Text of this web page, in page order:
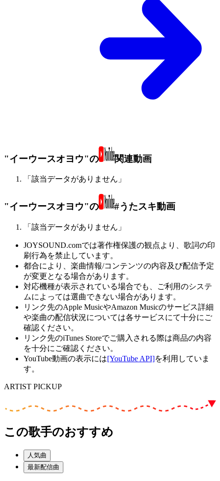
"イーウースオヨウ"の 関連動画
「該当データがありません」
"イーウースオヨウ"の #うたスキ動画
「該当データがありません」
JOYSOUND.comでは著作権保護の観点より、歌詞の印
刷行為を禁止しています。
都合により、楽曲情報/コンテンツの内容及び配信予定
が変更となる場合があります。
対応機種が表示されている場合でも、ご利用のシステ
ムによっては選曲できない場合があります。
リンク先のApple MusicやAmazon Musicのサービス詳細
や楽曲の配信状況については各サービスにて十分にご
確認ください。
リンク先のiTunes Storeでご購入される際は商品の内容
を十分にご確認ください。
YouTube動画の表示には[YouTube API]を利用していま
す。
ARTIST PICKUP
この歌手のおすすめ
人気曲
最新配信曲